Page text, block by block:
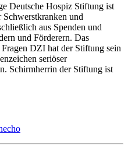
Deutsche Hospiz Stiftung ist
Schwerstkranken und
aus Spenden und
und Förderern. Das
DZI hat der Stiftung sein
seriöser
Schirmherrin der Stiftung ist